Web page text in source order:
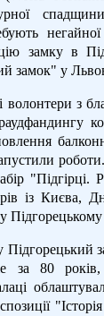
замку в
замок" у
волонтери з
"Підгірці.
із Києва,
Підгорецький
за 80 років,